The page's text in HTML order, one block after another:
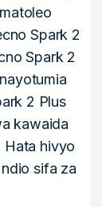
Spark 2
Spark 2
2 Plus
kawaida
Hata hivyo
sifa za